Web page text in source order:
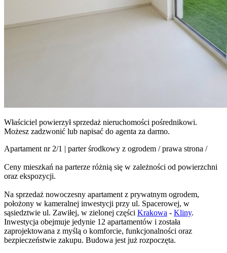
Właściciel powierzył sprzedaż nieruchomości pośrednikowi.
Możesz zadzwonić lub napisać do agenta za darmo.
Apartament nr 2/1 | parter środkowy z ogrodem / prawa strona /
Ceny mieszkań na parterze różnią się w zależności od powierzchni
oraz ekspozycji.
Na sprzedaż nowoczesny apartament z prywatnym ogrodem,
położony w kameralnej inwestycji przy ul. Spacerowej, w
sąsiedztwie ul. Zawiłej, w zielonej części Krakowa - Kliny.
Inwestycja obejmuje jedynie 12 apartamentów i została
zaprojektowana z myślą o komforcie, funkcjonalności oraz
bezpieczeństwie zakupu. Budowa jest już rozpoczęta.